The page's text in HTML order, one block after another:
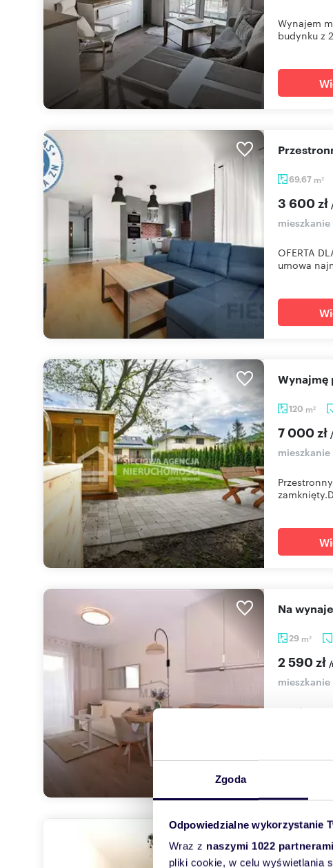
Zgoda
Odpowiedzialne wykorzystanie
Wraz z naszymi 1022 partnerami
pliki cookie, w celu wyświetlania
Wynajem
budynku z
69,67 m2
3 600 zł
OFERTA
umowa
120 m2
7 000 zł
mieszkanie
29 m2
Na
2 590 zł
mieszkanie
2-
2